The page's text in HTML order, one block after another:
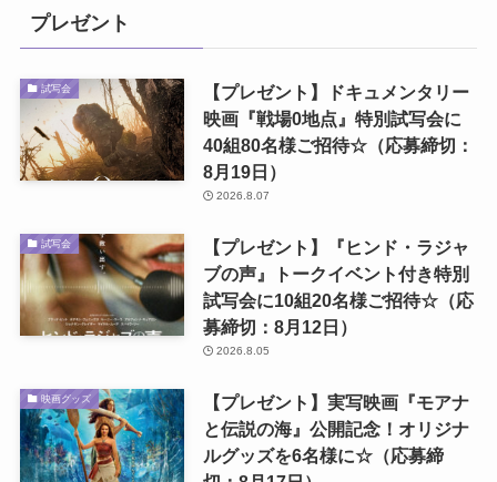
プレゼント
試写会
【プレゼント】ドキュメンタリー
映画『戦場0地点』特別試写会に
40組80名様ご招待☆（応募締切：
8月19日）
2026.8.07
試写会
【プレゼント】『ヒンド・ラジャ
ブの声』トークイベント付き特別
試写会に10組20名様ご招待☆（応
募締切：8月12日）
2026.8.05
映画グッズ
【プレゼント】実写映画『モアナ
と伝説の海』公開記念！オリジナ
ルグッズを6名様に☆（応募締